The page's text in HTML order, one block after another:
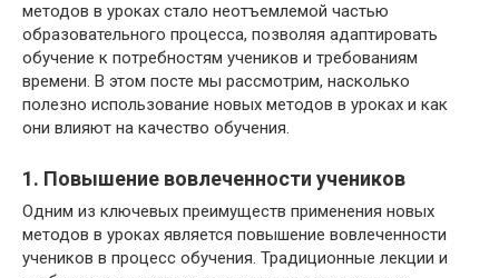
методов в уроках стало неотъемлемой частью
образовательного процесса, позволяя адаптировать
обучение к потребностям учеников и требованиям
времени. В этом посте мы рассмотрим, насколько
полезно использование новых методов в уроках и как
они влияют на качество обучения.
1. Повышение вовлеченности учеников
Одним из ключевых преимуществ применения новых
методов в уроках является повышение вовлеченности
учеников в процесс обучения. Традиционные лекции и